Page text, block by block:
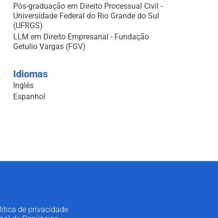
Pós-graduação em Direito Processual Civil -
Universidade Federal do Rio Grande do Sul
(UFRGS)
LLM em Direito Empresarial - Fundação
Getulio Vargas (FGV)
Idiomas
Inglês
Espanhol
de privacidade